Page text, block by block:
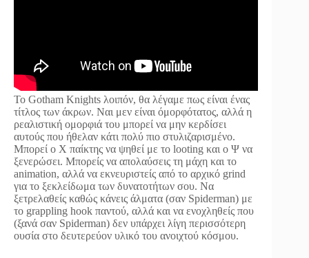
Το Gotham Knights λοιπόν, θα λέγαμε πως είναι ένας
τίτλος των άκρων. Ναι μεν είναι όμορφότατος, αλλά η
ρεαλιστική ομορφιά του μπορεί να μην κερδίσει
αυτούς που ήθελαν κάτι πολύ πιο στυλιζαρισμένο.
Μπορεί ο Χ παίκτης να ψηθεί με το looting και ο Ψ να
ξενερώσει. Μπορείς να απολαύσεις τη μάχη και το
animation, αλλά να εκνευριστείς από το αρχικό grind
για το ξεκλείδωμα των δυνατοτήτων σου. Να
ξετρελαθείς καθώς κάνεις άλματα (σαν Spiderman) με
το grappling hook παντού, αλλά και να ενοχληθείς που
(ξανά σαν Spiderman) δεν υπάρχει λίγη περισσότερη
ουσία στο δευτερεύον υλικό του ανοιχτού κόσμου.